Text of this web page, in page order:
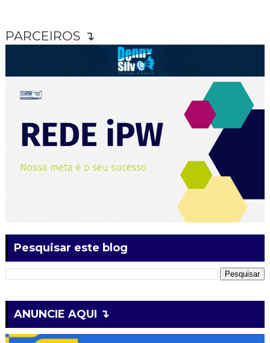
PARCEIROS ↴
Pesquisar este blog
ANUNCIE AQUI ↴